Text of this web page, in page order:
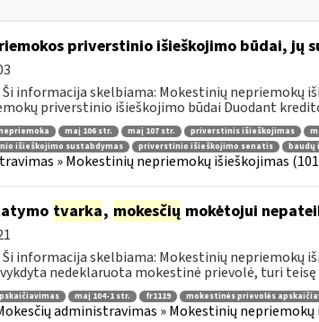
priverstinio išieškojimo būdai, jų
informacija skelbiama: Mokestinių nepriemokų
priverstinio išieškojimo būdai Duodant
maį 106 str. maį 107 str. priverstinis išieškojimas
išieškojimo sustabdymas priverstinio išieškojimo senatis baudų
» Mokestinių nepriemokų išieškojimas
tvarka, mokesčių mokėtojui
informacija skelbiama: Mokestinių nepriemokų
nedeklaruota mokestinė prievolė, turi teisę
maį 104-1 str. fr1119 mokestinės prievolės
administravimas » Mokestinių